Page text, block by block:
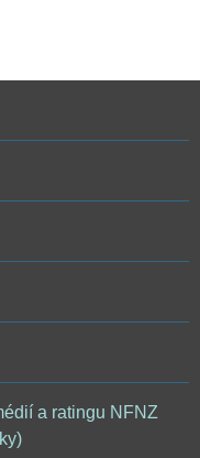
a ratingu NFNZ